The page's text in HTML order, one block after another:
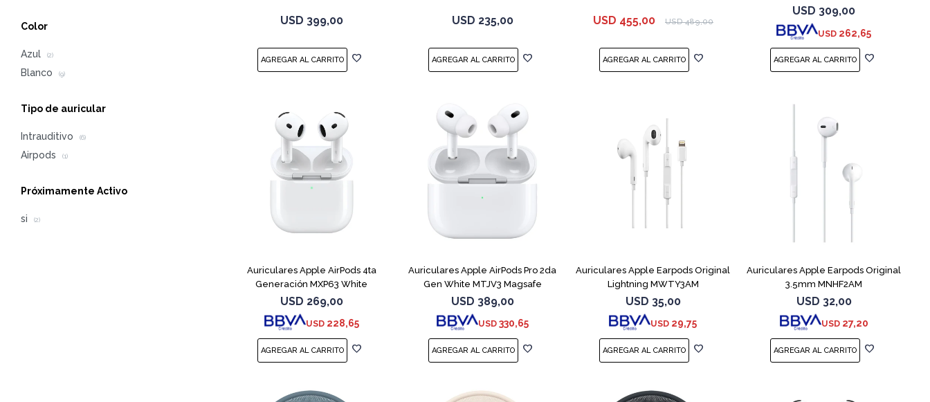
USD 399,00 USD 235,00 USD 455,00 USD 489,00
USD 309,00
USD 262,65
Auriculares Apple AirPods 4ta
Generación MXP63 White
USD 269,00
USD 228,65
Auriculares Apple AirPods Pro 2da
Gen White MTJV3 Magsafe
USD 389,00
USD 330,65
Auriculares Apple Earpods Original
Lightning MWTY3AM
USD 35,00
USD 29,75
Auriculares Apple Earpods Original
3.5mm MNHF2AM
USD 32,00
USD 27,20
Color
Azul (2)
Blanco (9)
Tipo de auricular
Intrauditivo (6)
Airpods (1)
Próximamente Activo
si (2)